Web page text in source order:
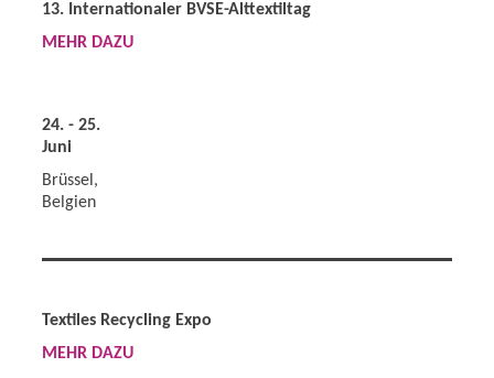
13. Internationaler BVSE-Alttextiltag
MEHR DAZU
24. - 25.
Juni
Brüssel,
Belgien
Textiles Recycling Expo
MEHR DAZU